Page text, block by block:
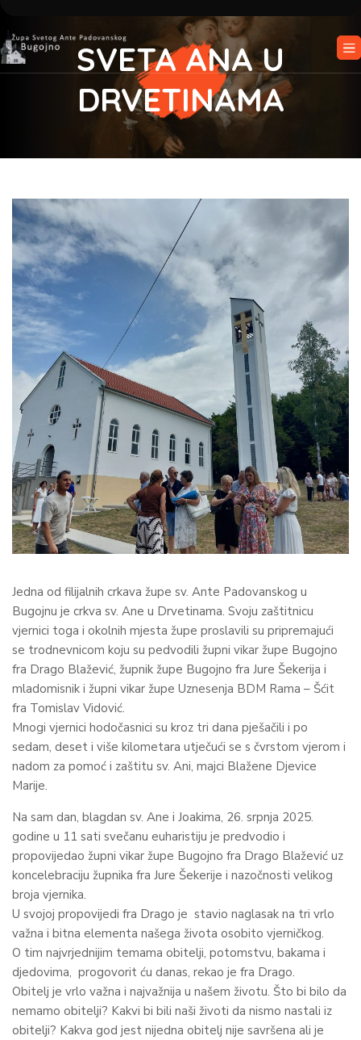
SVETA ANA U
DRVETINAMA
Jedna od filijalnih crkava župe sv. Ante Padovanskog u
Bugojnu je crkva sv. Ane u Drvetinama. Svoju zaštitnicu
vjernici toga i okolnih mjesta župe proslavili su pripremajući
se trodnevnicom koju su pedvodili župni vikar župe Bugojno
fra Drago Blažević, župnik župe Bugojno fra Jure Šekerija i
mladomisnik i župni vikar župe Uznesenja BDM Rama – Šćit
fra Tomislav Vidović.
Mnogi vjernici hodočasnici su kroz tri dana pješačili i po
sedam, deset i više kilometara utječući se s čvrstom vjerom i
nadom za pomoć i zaštitu sv. Ani, majci Blažene Djevice
Marije.
Na sam dan, blagdan sv. Ane i Joakima, 26. srpnja 2025.
godine u 11 sati svečanu euharistiju je predvodio i
propovijedao župni vikar župe Bugojno fra Drago Blažević uz
koncelebraciju župnika fra Jure Šekerije i nazočnosti velikog
broja vjernika.
U svojoj propovijedi fra Drago je stavio naglasak na tri vrlo
važna i bitna elementa našega života osobito vjerničkog.
O tim najvrjednijim temama obitelji, potomstvu, bakama i
djedovima, progovorit ću danas, rekao je fra Drago.
Obitelj je vrlo važna i najvažnija u našem životu. Što bi bilo da
nemamo obitelji? Kakvi bi bili naši životi da nismo nastali iz
obitelji? Kakva god jest nijedna obitelj nije savršena ali je